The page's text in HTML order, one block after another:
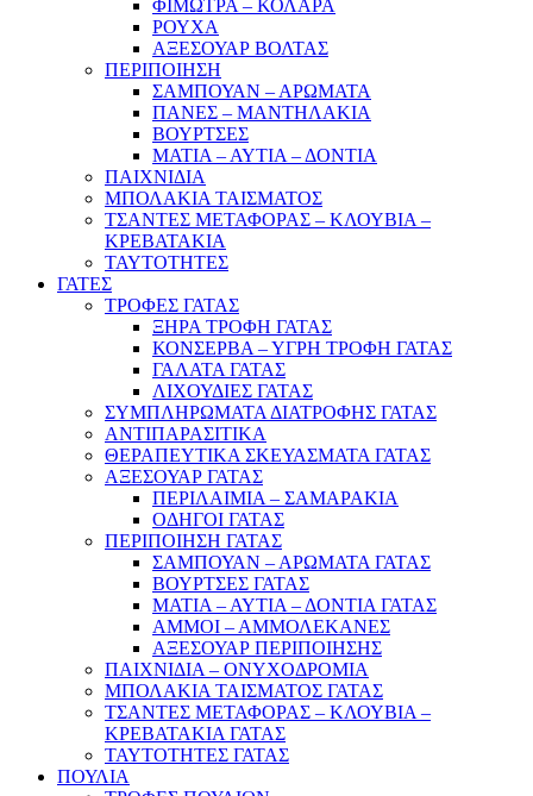
ΦΙΜΩΤΡΑ – ΚΟΛΑΡΑ
ΡΟΥΧΑ
ΑΞΕΣΟΥΑΡ ΒΟΛΤΑΣ
ΠΕΡΙΠΟΙΗΣΗ
ΣΑΜΠΟΥΑΝ – ΑΡΩΜΑΤΑ
ΠΑΝΕΣ – ΜΑΝΤΗΛΑΚΙΑ
ΒΟΥΡΤΣΕΣ
ΜΑΤΙΑ – ΑΥΤΙΑ – ΔΟΝΤΙΑ
ΠΑΙΧΝΙΔΙΑ
ΜΠΟΛΑΚΙΑ ΤΑΙΣΜΑΤΟΣ
ΤΣΑΝΤΕΣ ΜΕΤΑΦΟΡΑΣ – ΚΛΟΥΒΙΑ –
ΚΡΕΒΑΤΑΚΙΑ
ΤΑΥΤΟΤΗΤΕΣ
ΓΑΤΕΣ
ΤΡΟΦΕΣ ΓΑΤΑΣ
ΞΗΡΑ ΤΡΟΦΗ ΓΑΤΑΣ
ΚΟΝΣΕΡΒΑ – ΥΓΡΗ ΤΡΟΦΗ ΓΑΤΑΣ
ΓΑΛΑΤΑ ΓΑΤΑΣ
ΛΙΧΟΥΔΙΕΣ ΓΑΤΑΣ
ΣΥΜΠΛΗΡΩΜΑΤΑ ΔΙΑΤΡΟΦΗΣ ΓΑΤΑΣ
ΑΝΤΙΠΑΡΑΣΙΤΙΚΑ
ΘΕΡΑΠΕΥΤΙΚΑ ΣΚΕΥΑΣΜΑΤΑ ΓΑΤΑΣ
ΑΞΕΣΟΥΑΡ ΓΑΤΑΣ
ΠΕΡΙΛΑΙΜΙΑ – ΣΑΜΑΡΑΚΙΑ
ΟΔΗΓΟΙ ΓΑΤΑΣ
ΠΕΡΙΠΟΙΗΣΗ ΓΑΤΑΣ
ΣΑΜΠΟΥΑΝ – ΑΡΩΜΑΤΑ ΓΑΤΑΣ
ΒΟΥΡΤΣΕΣ ΓΑΤΑΣ
ΜΑΤΙΑ – ΑΥΤΙΑ – ΔΟΝΤΙΑ ΓΑΤΑΣ
ΑΜΜΟΙ – ΑΜΜΟΛΕΚΑΝΕΣ
ΑΞΕΣΟΥΑΡ ΠΕΡΙΠΟΙΗΣΗΣ
ΠΑΙΧΝΙΔΙΑ – ΟΝΥΧΟΔΡΟΜΙΑ
ΜΠΟΛΑΚΙΑ ΤΑΙΣΜΑΤΟΣ ΓΑΤΑΣ
ΤΣΑΝΤΕΣ ΜΕΤΑΦΟΡΑΣ – ΚΛΟΥΒΙΑ –
ΚΡΕΒΑΤΑΚΙΑ ΓΑΤΑΣ
ΤΑΥΤΟΤΗΤΕΣ ΓΑΤΑΣ
ΠΟΥΛΙΑ